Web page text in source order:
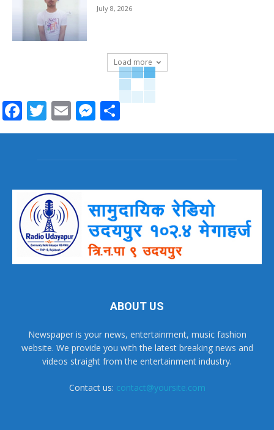
July 8, 2026
Load more
Facebook
Twitter
EmailMessenger
Share
ABOUT US
Newspaper is your news, entertainment, music fashion
website. We provide you with the latest breaking news and
videos straight from the entertainment industry.
Contact us: contact@yoursite.com